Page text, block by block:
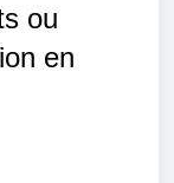
ou
en